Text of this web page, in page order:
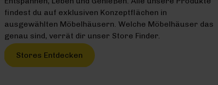
findest du auf exklusiven Konzeptflächen in
ausgewählten Möbelhäusern. Welche Möbelhäuser das
genau sind, verrät dir unser Store Finder.
Stores Entdecken